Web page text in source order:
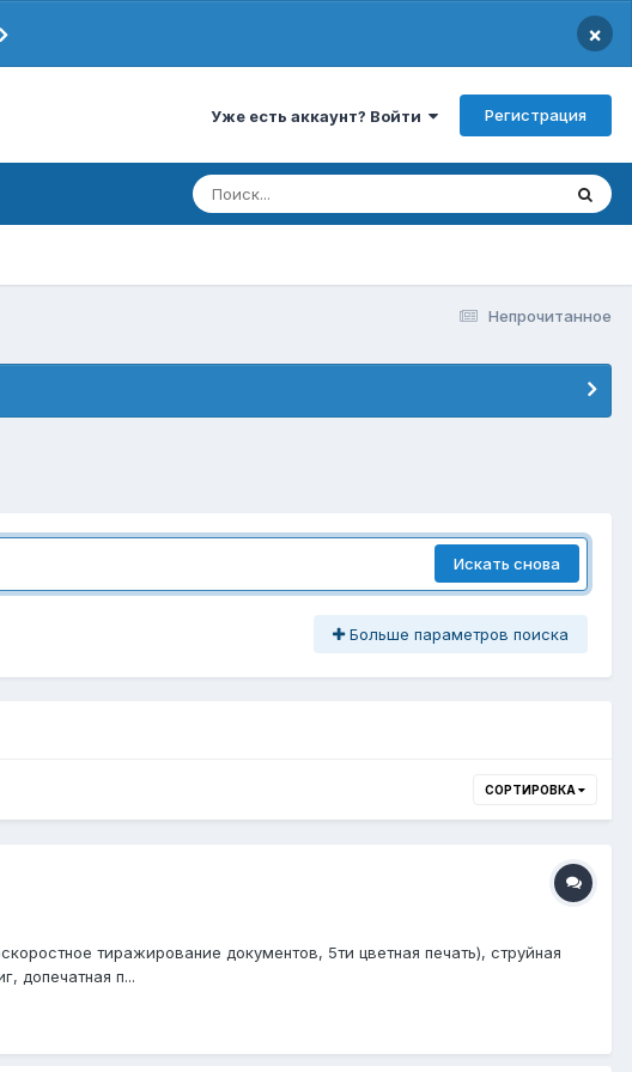
×
Уже есть аккаунт? Войти Регистрация
Непрочитанное
Искать снова
Больше параметров поиска
СОРТИРОВКА
тиражирование документов, 5ти цветная печать), струйная
допечатная п...